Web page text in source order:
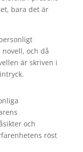
bara det är
och då
är skriven i
och
röst